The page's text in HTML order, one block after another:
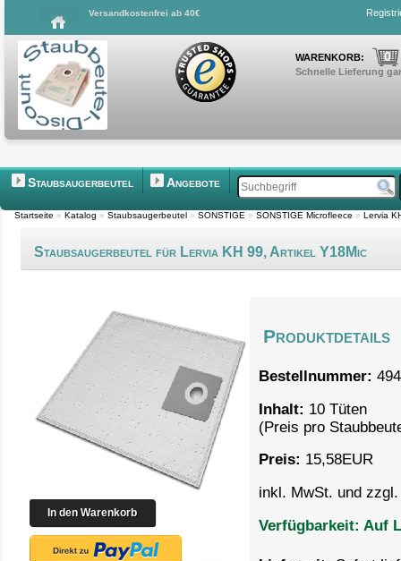
Versandkostenfrei ab 40€
WARENKORB: 0
Schnelle Lieferung
Staubsaugerbeutel Angebote
Startseite » Katalog » Staubsaugerbeutel » SONSTIGE » SONSTIGE Microfleece » Lervia
Staubsaugerbeutel für Lervia KH 99, Artikel Y18Mic
Produktdetails
Bestellnummer:
Inhalt: 10 Tüten
(Preis pro
Preis: 15,58EUR
inkl. MwSt. und
Verfügbarkeit: Auf